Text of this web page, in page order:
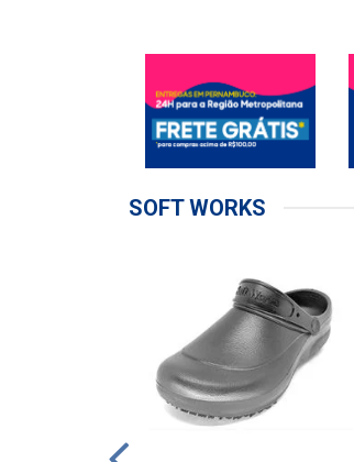
SOFT WORKS